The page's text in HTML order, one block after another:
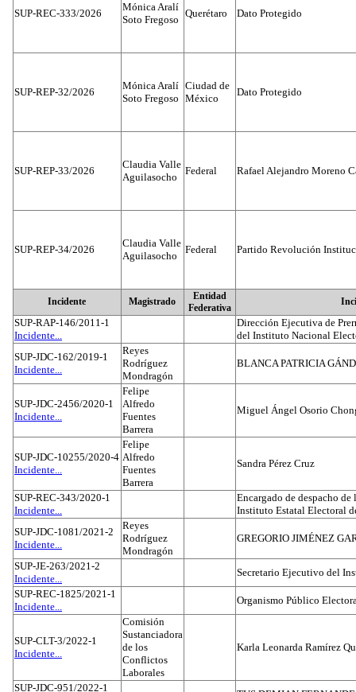
SUP-REC-333/2026
Mónica Aralí
Soto Fregoso
Querétaro Dato Protegido
SUP-REP-32/2026
Mónica Aralí
Soto Fregoso
Ciudad de
México
Dato Protegido
SUP-REP-33/2026
Claudia Valle
Aguilasocho
Federal Rafael Alejandro Moreno
SUP-REP-34/2026
Claudia Valle
Aguilasocho
Federal Partido Revolución
Incidente Magistrado
Entidad
Federativa
SUP-RAP-146/2011-1
Incidente...
Dirección Ejecutiva de
del Instituto Nacional
SUP-JDC-162/2019-1
Incidente...
Reyes
Rodríguez
Mondragón
BLANCA PATRICIA
SUP-JDC-2456/2020-1
Incidente...
Felipe
Alfredo
Fuentes
Barrera
Miguel Ángel Osorio
SUP-JDC-10255/2020-4
Incidente...
Felipe
Alfredo
Fuentes
Barrera
Sandra Pérez Cruz
SUP-REC-343/2020-1
Incidente...
Encargado de despacho
Instituto Estatal Electoral
SUP-JDC-1081/2021-2
Incidente...
Reyes
Rodríguez
Mondragón
GREGORIO JIMÉNEZ
SUP-JE-263/2021-2
Incidente...
Secretario Ejecutivo del
SUP-REC-1825/2021-1
Incidente...
Organismo Público
SUP-CLT-3/2022-1
Incidente...
Comisión
Sustanciadora
de los
Conflictos
Laborales
Karla Leonarda Ramírez
SUP-JDC-951/2022-1